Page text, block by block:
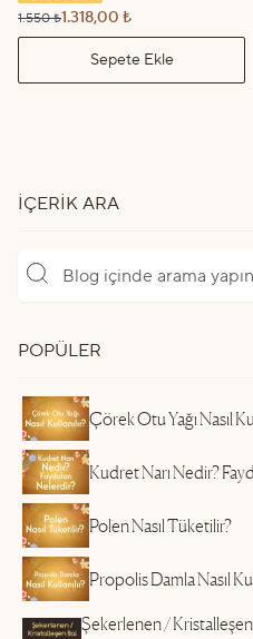
1.550 ₺1.318,00 ₺
Sepete Ekle
İÇERIK ARA
POPÜLER
Çörek Otu Yağı Nasıl
Kudret Narı Nedir?
Polen Nasıl Tüketilir?
Propolis Damla Nasıl
Şekerlenen /